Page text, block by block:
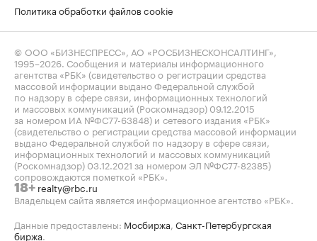
Политика обработки файлов cookie
© ООО «БИЗНЕСПРЕСС», АО «РОСБИЗНЕСКОНСАЛТИНГ»,
1995–2026. Сообщения и материалы информационного
агентства «РБК» (свидетельство о регистрации средства
массовой информации выдано Федеральной службой
по надзору в сфере связи, информационных технологий
и массовых коммуникаций (Роскомнадзор) 09.12.2015
за номером ИА №ФС77-63848) и сетевого издания «РБК»
(свидетельство о регистрации средства массовой информации
выдано Федеральной службой по надзору в сфере связи,
информационных технологий и массовых коммуникаций
(Роскомнадзор) 03.12.2021 за номером ЭЛ №ФС77-82385)
сопровождаются пометкой «РБК».
18+ realty@rbc.ru
Владельцем сайта является информационное агентство «РБК».
Данные предоставлены: Мосбиржа, Санкт-Петербургская
биржа.